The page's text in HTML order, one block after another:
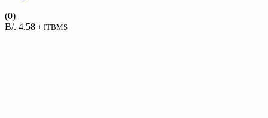
(0)
B/. 4.58 + ITBMS